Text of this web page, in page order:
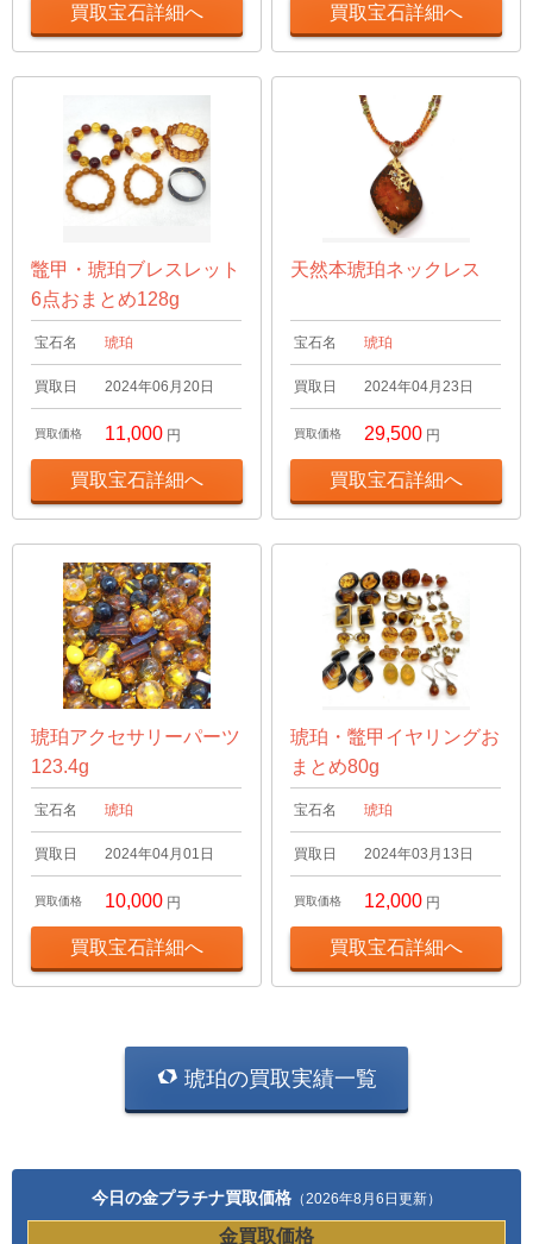
買取宝石詳細へ 買取宝石詳細へ
鼈甲・琥珀ブレスレット
6点おまとめ128g
宝石名 琥珀
買取日 2024年06月20日
買取価格 11,000 円
買取宝石詳細へ
天然本琥珀ネックレス
宝石名 琥珀
買取日 2024年04月23日
買取価格 29,500 円
買取宝石詳細へ
琥珀アクセサリーパーツ
123.4g
宝石名 琥珀
買取日 2024年04月01日
買取価格 10,000 円
買取宝石詳細へ
琥珀・鼈甲イヤリングお
まとめ80g
宝石名 琥珀
買取日 2024年03月13日
買取価格 12,000 円
買取宝石詳細へ
琥珀の買取実績一覧
今日の金プラチナ買取価格 （2026年8月6日更新）
金買取価格